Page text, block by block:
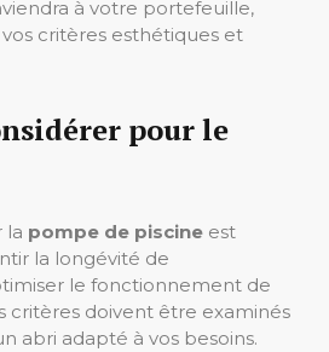
à votre portefeuille,
critères esthétiques et
pour le
la pompe de piscine est
la longévité de
le fonctionnement de
critères doivent être examinés
abri adapté à vos besoins.